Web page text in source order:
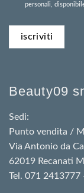
personali,
Beauty09
Sedi:
Punto vendita /
Via Antonio da
62019 Recanati
Tel. 071